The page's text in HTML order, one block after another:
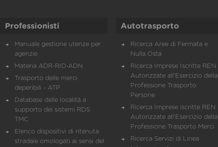
Professionisti
Manuale gestione utenze per
agenzie
Materia ADR-RID-ADN
Trasporto delle merci
deperibili - ATP
Database delle località a
supporto dei sistemi RDS
TMC
Elenco dispositivi di ritenuta
stradale omologati ai sensi del
Autotrasporto
Ricerca Aree di Fermata e
Nulla Osta
Ricerca Imprese Iscritte REN
Autorizzate all'Esercizio della
Professione Trasporto
Persone
Ricerca Imprese iscritte REN
Autorizzate all'Esercizio della
Professione Trasporto Merci
Ricerca Servizi di Linea